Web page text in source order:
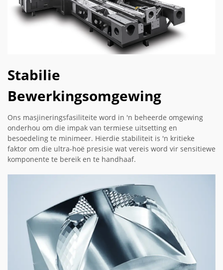
Stabilie
Bewerkingsomgewing
Ons masjineringsfasiliteite word in 'n beheerde omgewing
onderhou om die impak van termiese uitsetting en
besoedeling te minimeer. Hierdie stabiliteit is 'n kritieke
faktor om die ultra-hoë presisie wat vereis word vir sensitiewe
komponente te bereik en te handhaaf.